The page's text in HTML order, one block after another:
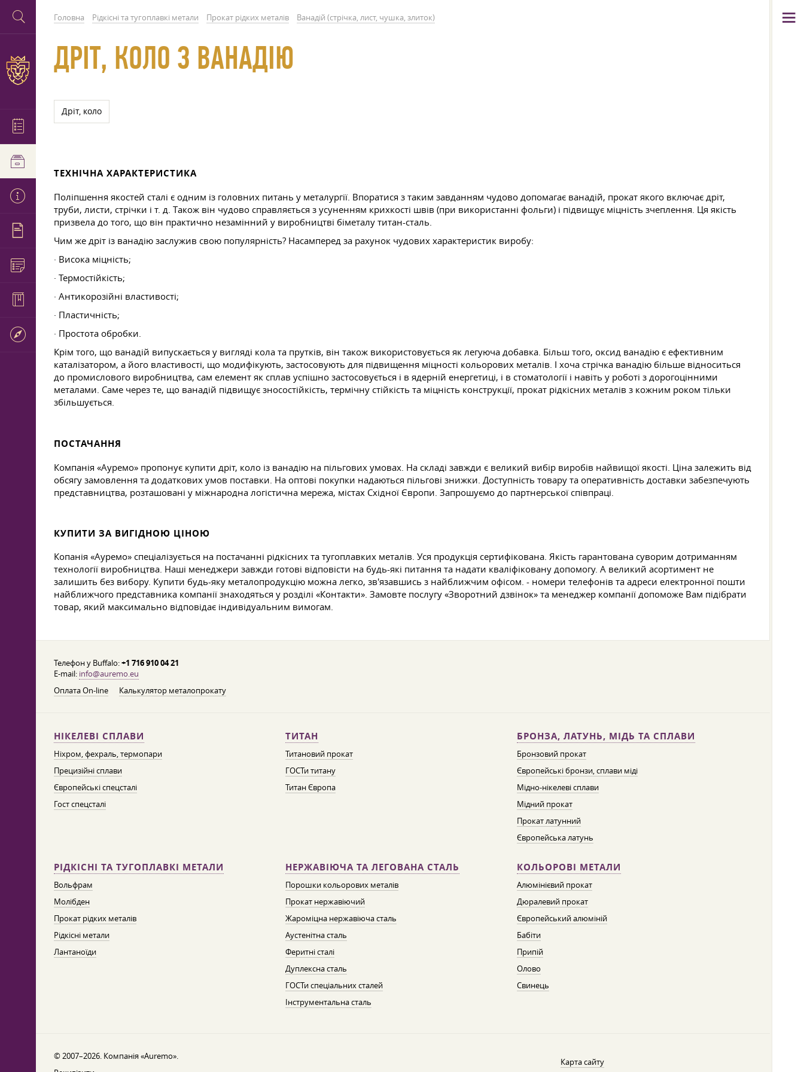
Головна Рідкісні та тугоплавкі метали Прокат рідких металів Ванадій (стрічка, лист, чушка, злиток)
ДРІТ, КОЛО З ВАНАДІЮ
Дріт, коло
ТЕХНІЧНА ХАРАКТЕРИСТИКА
Поліпшення якостей сталі є одним із головних питань у металургії. Впоратися з таким завданням чудово допомагає ванадій, прокат якого включає дріт,
труби, листи, стрічки і т. д. Також він чудово справляється з усуненням крихкості швів (при використанні фольги) і підвищує міцність зчеплення. Ця якість
призвела до того, що він практично незамінний у виробництві біметалу титан-сталь.
Чим же дріт із ванадію заслужив свою популярність? Насамперед за рахунок чудових характеристик виробу:
· Висока міцність;
· Термостійкість;
· Антикорозійні властивості;
· Пластичність;
· Простота обробки.
Крім того, що ванадій випускається у вигляді кола та прутків, він також використовується як легуюча добавка. Більш того, оксид ванадію є ефективним
каталізатором, а його властивості, що модифікують, застосовують для підвищення міцності кольорових металів. І хоча стрічка ванадію більше відноситься
до промислового виробництва, сам елемент як сплав успішно застосовується і в ядерній енергетиці, і в стоматології і навіть у роботі з дорогоцінними
металами. Саме через те, що ванадій підвищує зносостійкість, термічну стійкість та міцність конструкції, прокат рідкісних металів з кожним роком тільки
збільшується.
ПОСТАЧАННЯ
Компанія «Ауремо» пропонує купити дріт, коло із ванадію на пільгових умовах. На складі завжди є великий вибір виробів найвищої якості. Ціна залежить від
обсягу замовлення та додаткових умов поставки. На оптові покупки надаються пільгові знижки. Доступність товару та оперативність доставки забезпечують
представництва, розташовані у міжнародна логістична мережа, містах Східної Європи. Запрошуємо до партнерської співпраці.
КУПИТИ ЗА ВИГІДНОЮ ЦІНОЮ
Копанія «Ауремо» спеціалізується на постачанні рідкісних та тугоплавких металів. Уся продукція сертифікована. Якість гарантована суворим дотриманням
технології виробництва. Наші менеджери завжди готові відповісти на будь-які питання та надати кваліфіковану допомогу. А великий асортимент не
залишить без вибору. Купити будь-яку металопродукцію можна легко, зв'язавшись з найближчим офісом. - номери телефонів та адреси електронної пошти
найближчого представника компанії знаходяться у розділі «Контакти». Замовте послугу «Зворотний дзвінок» та менеджер компанії допоможе Вам підібрати
товар, який максимально відповідає індивідуальним вимогам.
Телефон у Buffalo:+1 716 910 04 21
E-mail: info@auremo.eu
Оплата On-line
Калькулятор металопрокату
НІКЕЛЕВІ СПЛАВИ
Ніхром, фехраль, термопари
Прецизійні сплави
Європейські спецсталі
Гост спецсталі
ТИТАН
Титановий прокат
ГОСТи титану
Титан Європа
БРОНЗА, ЛАТУНЬ, МІДЬ ТА СПЛАВИ
Бронзовий прокат
Європейські бронзи, сплави міді
Мідно-нікелеві сплави
Мідний прокат
Прокат латунний
Європейська латунь
РІДКІСНІ ТА ТУГОПЛАВКІ МЕТАЛИ
Вольфрам
Молібден
Прокат рідких металів
Рідкісні метали
Лантаноїди
НЕРЖАВІЮЧА ТА ЛЕГОВАНА СТАЛЬ
Порошки кольорових металів
Прокат нержавіючий
Жароміцна нержавіюча сталь
Аустенітна сталь
Феритні сталі
Дуплексна сталь
ГОСТи спеціальних сталей
Інструментальна сталь
КОЛЬОРОВІ МЕТАЛИ
Алюмінієвий прокат
Дюралевий прокат
Європейський алюміній
Бабіти
Припій
Олово
Свинець
© 2007–2026. Компанія «Auremo».
Карта сайту